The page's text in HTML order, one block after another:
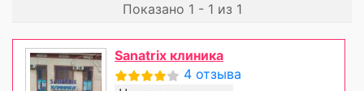
Показано 1 - 1 из 1
Sanatrix клиника
4 отзыва